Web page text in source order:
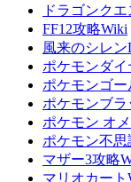
ドラゴンク
FF12攻略Wiki
風来のシレ
ポケモンダ
ポケモンゴ
ポケモンブ
ポケモン オ
ポケモン不
マザー3攻略
マリオカー